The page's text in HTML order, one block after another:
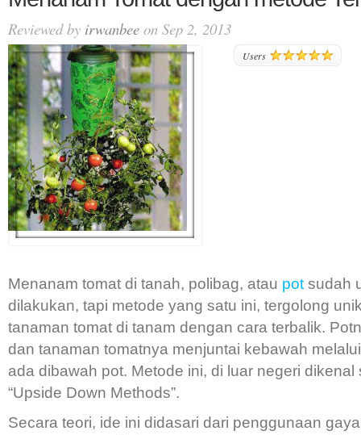
Reviewed by irwanbee on Sep 2, 2013
Users
Menanam tomat di tanah, polibag, atau pot sudah
dilakukan, tapi metode yang satu ini, tergolong
tanaman tomat di tanam dengan cara terbalik.
dan tanaman tomatnya menjuntai kebawah
ada dibawah pot. Metode ini, di luar negeri dikenal
“Upside Down Methods”.
Secara teori, ide ini didasari dari penggunaan